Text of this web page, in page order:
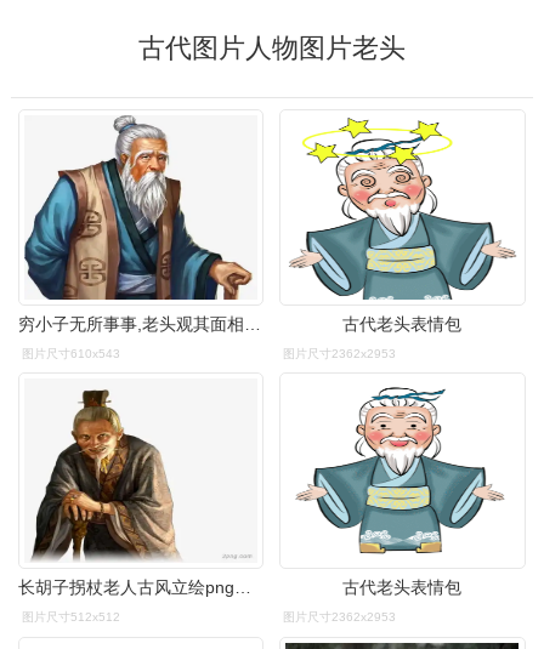
古代图片人物图片老头
图片尺寸610x543
古代老头表情包
图片尺寸2362x2953
长胡子拐杖老人古风立绘png素材透明免抠图片-动植人物
图片尺寸512x512
古代老头表情包
图片尺寸2362x2953